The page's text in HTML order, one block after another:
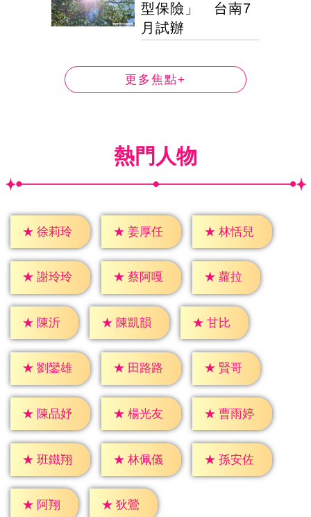
型保險」 台南7
月試辦
更多焦點+
熱門人物
★ 徐莉玲 ★ 姜厚任 ★ 林恬兒
★ 謝玲玲 ★ 蔡阿嘎 ★ 蘿拉
★ 陳沂 ★ 陳凱韻 ★ 甘比
★ 劉鑾雄 ★ 田路路 ★ 賢哥
★ 陳品妤 ★ 楊光友 ★ 曹雨婷
★ 班鐵翔 ★ 林佩儀 ★ 孫安佐
★ 阿翔 ★ 狄鶯